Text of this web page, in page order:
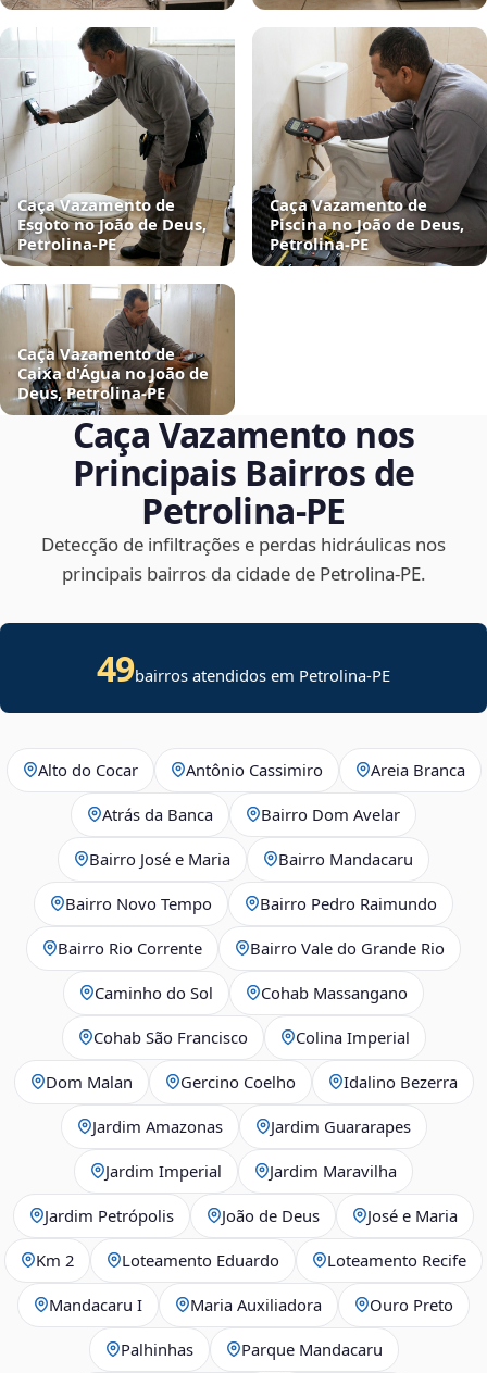
Caça Vazamento de
Esgoto no João de Deus,
Petrolina‑PE
Caça Vazamento de
Piscina no João de Deus,
Petrolina‑PE
Caça Vazamento de
Caixa d'Água no João de
Deus, Petrolina‑PE
Caça Vazamento nos
Principais Bairros de
Petrolina‑PE
Detecção de infiltrações e perdas hidráulicas nos
principais bairros da cidade de Petrolina‑PE.
49bairros atendidos em Petrolina-PE
Alto do Cocar Antônio Cassimiro Areia Branca
Atrás da Banca Bairro Dom Avelar
Bairro José e Maria Bairro Mandacaru
Bairro Novo Tempo Bairro Pedro Raimundo
Bairro Rio Corrente Bairro Vale do Grande Rio
Caminho do Sol Cohab Massangano
Cohab São Francisco Colina Imperial
Dom Malan Gercino Coelho Idalino Bezerra
Jardim Amazonas Jardim Guararapes
Jardim Imperial Jardim Maravilha
Jardim Petrópolis João de Deus José e Maria
Km 2 Loteamento Eduardo Loteamento Recife
Mandacaru I Maria Auxiliadora Ouro Preto
Palhinhas Parque Mandacaru